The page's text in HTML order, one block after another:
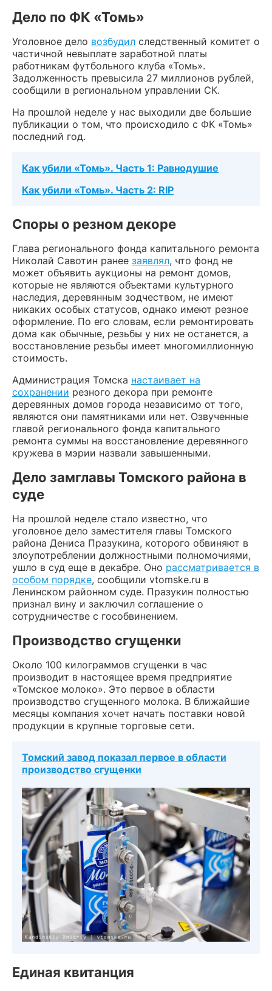
Дело по ФК «Томь»
Уголовное дело возбудил следственный комитет о
частичной невыплате заработной платы
работникам футбольного клуба «Томь».
Задолженность превысила 27 миллионов рублей,
сообщили в региональном управлении СК.
На прошлой неделе у нас выходили две большие
публикации о том, что происходило с ФК «Томь»
последний год.
Как убили «Томь». Часть 1: Равнодушие
Как убили «Томь». Часть 2: RIP
Споры о резном декоре
Глава регионального фонда капитального ремонта
Николай Савотин ранее заявлял, что фонд не
может объявить аукционы на ремонт домов,
которые не являются объектами культурного
наследия, деревянным зодчеством, не имеют
никаких особых статусов, однако имеют резное
оформление. По его словам, если ремонтировать
дома как обычные, резьбы у них не останется, а
восстановление резьбы имеет многомиллионную
стоимость.
Администрация Томска настаивает на
сохранении резного декора при ремонте
деревянных домов города независимо от того,
являются они памятниками или нет. Озвученные
главой регионального фонда капитального
ремонта суммы на восстановление деревянного
кружева в мэрии назвали завышенными.
Дело замглавы Томского района в
суде
На прошлой неделе стало известно, что
уголовное дело заместителя главы Томского
района Дениса Празукина, которого обвиняют в
злоупотреблении должностными полномочиями,
ушло в суд еще в декабре. Оно рассматривается в
особом порядке, сообщили vtomske.ru в
Ленинском районном суде. Празукин полностью
признал вину и заключил соглашение о
сотрудничестве с гособвинением.
Производство сгущенки
Около 100 килограммов сгущенки в час
производит в настоящее время предприятие
«Томское молоко». Это первое в области
производство сгущенного молока. В ближайшие
месяцы компания хочет начать поставки новой
продукции в крупные торговые сети.
Томский завод показал первое в области
производство сгущенки
Единая квитанция